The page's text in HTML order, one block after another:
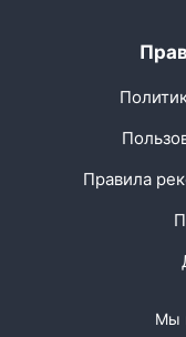
Правила
Мы